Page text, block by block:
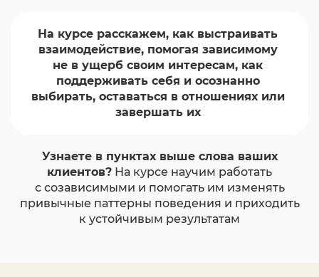
На курсе расскажем, как выстраивать
взаимодействие, помогая зависимому
не в ущерб своим интересам, как
поддерживать себя и осознанно
выбирать, оставаться в отношениях или
завершать их
Узнаете в пунктах выше слова ваших
клиентов? На курсе научим работать
с созависимыми и помогать им изменять
привычные паттерны поведения и приходить
к устойчивым результатам